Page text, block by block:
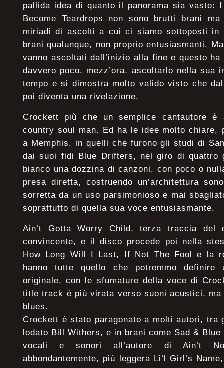
pallida idea di quanto il panorama sia vasto: I
Become Teardrops non sono brutti brani
miriadi di ascolti a cui ci siamo sottoposti in
brani qualunque, non proprio entusiasmanti.
vanno ascoltati dall’inizio alla fine e questo
davvero poco, mezz’ora, ascoltarlo nella sua
tempo e si dimostra molto valido visto che
poi diventa una rivelazione.
Crockett più che un semplice cantautore è
country soul man. Ed ha le idee molto chiare,
a Memphis, in quelli che furono gli studi di
dai suoi fidi Blue Drifters, nel giro di quattro
bianco una dozzina di canzoni, con poco o
presa diretta, costruendo un’architettura
sorretta da un uso parsimonioso e mai
soprattutto di quella sua voce entusiasmante.
Ain’t Gotta Worry Child, terza traccia del
convincente, e il disco procede poi nella
How Long Will I Last, If Not The Fool e la
hanno tutte quello che potremmo
originale, con le sfumature della voce di
title track è più virata verso suoni acustici, ma
blues.
Crockett è stato paragonato a molti autori, tra
lodato Bill Withers, e in brani come Sad &
vocali e sonori all’autore di Ain’t No
abbondantemente, più leggera Li’l Girl’s